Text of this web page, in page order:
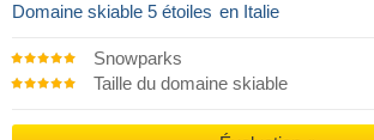
Domaine skiable 5 étoiles en Italie
Snowparks
Taille du domaine skiable